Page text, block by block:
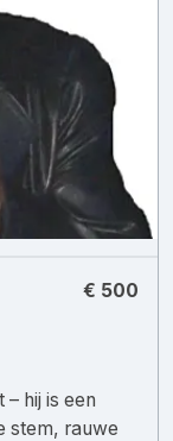
€ 500
hij is een
stem, rauwe